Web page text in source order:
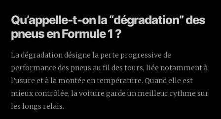
Qu’appelle-t-on la “dégradation” des
pneus en Formule 1 ?
La dégradation désigne la perte progressive de
performance des pneus au fil des tours, liée notamment à
l’usure et à la montée en température. Quand elle est
mieux contrôlée, la voiture garde un meilleur rythme sur
les longs relais.